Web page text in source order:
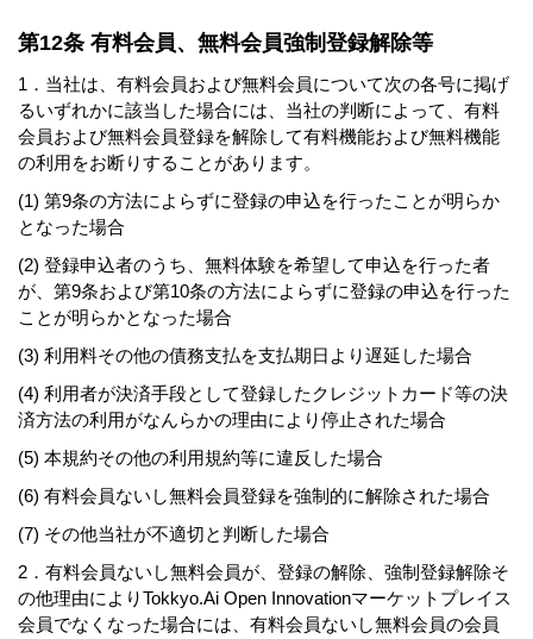
第12条 有料会員、無料会員強制登録解除等
1．当社は、有料会員および無料会員について次の各号に掲げ
るいずれかに該当した場合には、当社の判断によって、有料
会員および無料会員登録を解除して有料機能および無料機能
の利用をお断りすることがあります。
(1) 第9条の方法によらずに登録の申込を行ったことが明らか
となった場合
(2) 登録申込者のうち、無料体験を希望して申込を行った者
が、第9条および第10条の方法によらずに登録の申込を行った
ことが明らかとなった場合
(3) 利用料その他の債務支払を支払期日より遅延した場合
(4) 利用者が決済手段として登録したクレジットカード等の決
済方法の利用がなんらかの理由により停止された場合
(5) 本規約その他の利用規約等に違反した場合
(6) 有料会員ないし無料会員登録を強制的に解除された場合
(7) その他当社が不適切と判断した場合
2．有料会員ないし無料会員が、登録の解除、強制登録解除そ
の他理由によりTokkyo.Ai Open Innovationマーケットプレイス
会員でなくなった場合には、有料会員ないし無料会員の会員